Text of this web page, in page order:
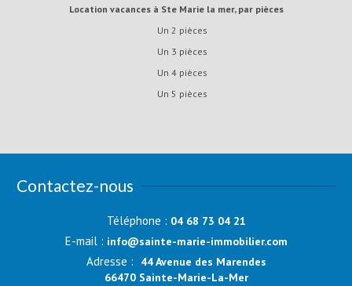
Location vacances à Ste Marie la mer, par pièces
Un 2 pièces
Un 3 pièces
Un 4 pièces
Un 5 pièces
Contactez-nous
Téléphone : 04 68 73 04 21
E-mail : info@sainte-marie-immobilier.com
Adresse :
44 Avenue des Marendes
66470 Sainte-Marie-La-Mer